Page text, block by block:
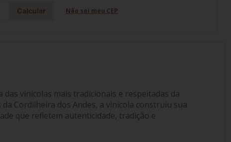
Calcular Não sei meu CEP
das vinícolas mais tradicionais e respeitadas da
Cordilheira dos Andes, a vinícola construiu sua
que refletem autenticidade, tradição e